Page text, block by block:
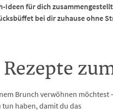
Ideen für dich
bei dir zuhause ohne
Brunch verwöhnen möchtest
tun haben, damit du das